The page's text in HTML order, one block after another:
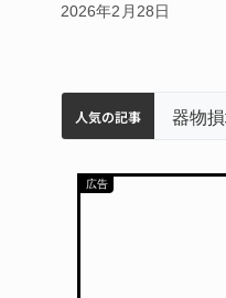
2026年2月28日
人気の記事
名張市水道料金47％値上げへ 答申案、審議会で大筋まとまる
中学校の陶壁モニュメント 地元建設会社がボランティアで清掃 伊賀
名張市立病院のDMAT、熊本地震の被災地へ 能登以来3回目の派遣